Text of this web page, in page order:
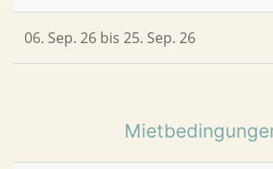
06. Sep. 26 bis 25. Sep. 26